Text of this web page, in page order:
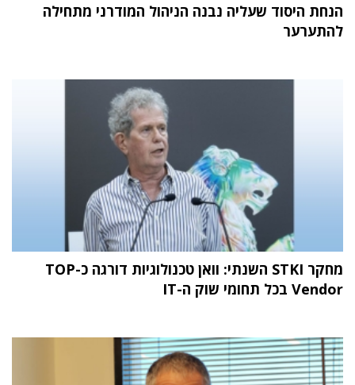
הנחת היסוד שעליה נבנה הניהול המודרני מתחילה
להתערער
מחקר STKI השנתי: וואן טכנולוגיות דורגה כ-TOP
Vendor בכל תחומי שוק ה-IT